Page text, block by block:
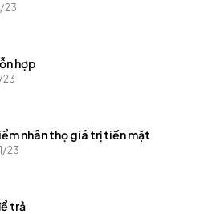
23
hợp
23
nhân thọ giá trị tiền mặt
23
trả